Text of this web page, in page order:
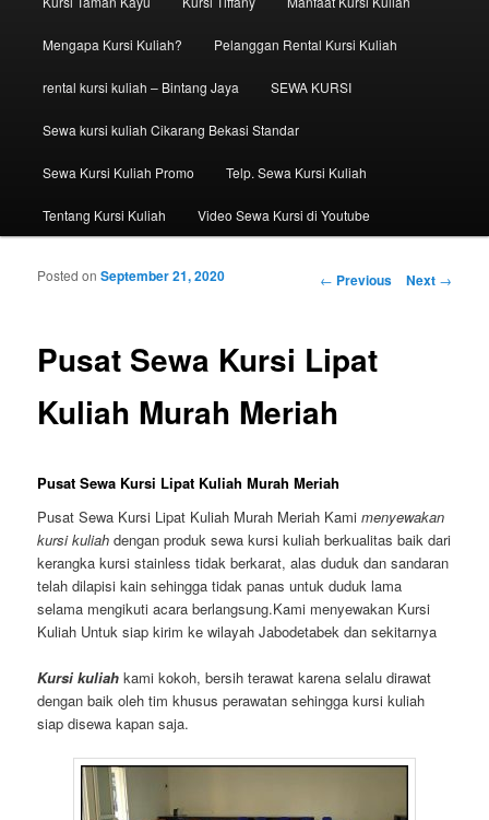
Mengapa Kursi Kuliah? Pelanggan Rental Kursi Kuliah
rental kursi kuliah – Bintang Jaya SEWA KURSI
Sewa kursi kuliah Cikarang Bekasi Standar
Sewa Kursi Kuliah Promo Telp. Sewa Kursi Kuliah
Tentang Kursi Kuliah Video Sewa Kursi di Youtube
Post navigation
← Previous Next →
Pusat Sewa Kursi Lipat
Kuliah Murah Meriah
Posted onSeptember 21, 2020
Pusat Sewa Kursi Lipat Kuliah Murah Meriah
Pusat Sewa Kursi Lipat Kuliah Murah Meriah Kamimenyewakan
kursi kuliah dengan produk sewa kursi kuliah berkualitas baik dari
kerangka kursi stainless tidak berkarat, alas duduk dan sandaran
telah dilapisi kain sehingga tidak panas untuk duduk lama
selama mengikuti acara berlangsung.Kami menyewakan Kursi
Kuliah Untuk siap kirim ke wilayah Jabodetabek dan sekitarnya
Kursi kuliah kami kokoh, bersih terawat karena selalu dirawat
dengan baik oleh tim khusus perawatan sehingga kursi kuliah
siap disewa kapan saja.